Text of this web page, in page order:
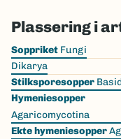
Plassering i
Skip
the
list
Soppriket Fungi
Dikarya
Stilksporesopper
Hymeniesopper
Agaricomycotina
Ekte hymeniesopper